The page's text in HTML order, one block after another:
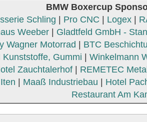
BMW Boxercup
Schling Pro CNC Logex|
Weeber| Gladtfeld GmbH -
Wagner Motorrad BTC
Kunststoffe, Gummi Winkelmann
Zauchtalerhof| REMETEC
Maaß Industriebau Hotel
Restaurant Am